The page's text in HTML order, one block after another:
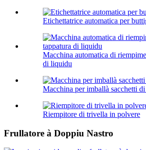
Etichettatrice automatica per
Macchina automatica di
di liquidu
Macchina per imballà sacchetti
Riempitore di trivella in polvere
Frullatore à Doppiu Nastro